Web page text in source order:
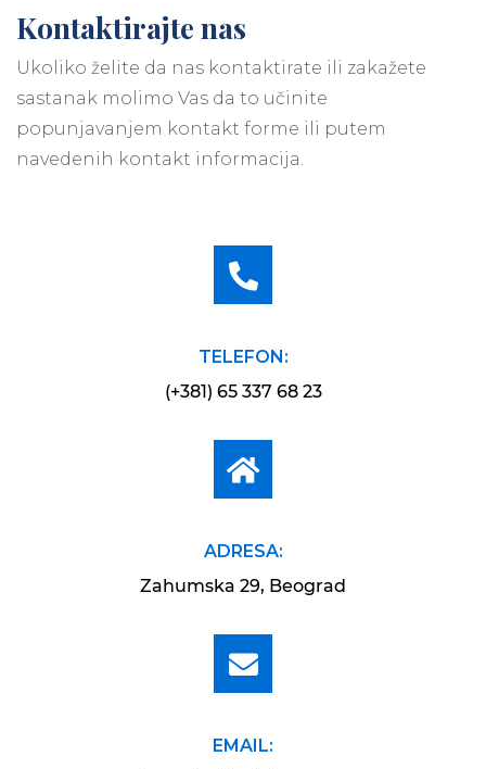
Kontaktirajte nas
Ukoliko želite da nas kontaktirate ili zakažete
sastanak molimo Vas da to učinite
popunjavanjem kontakt forme ili putem
navedenih kontakt informacija.
TELEFON:
(+381) 65 337 68 23
ADRESA:
Zahumska 29, Beograd
EMAIL: